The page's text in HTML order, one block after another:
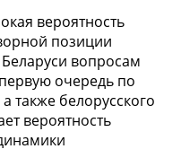
вероятность
позиции
вопросам
очередь по
также белорусского
вероятность